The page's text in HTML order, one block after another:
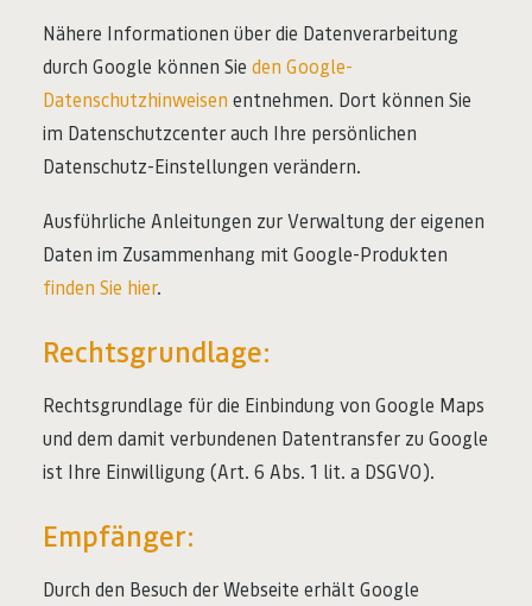
Nähere Informationen über die Datenverarbeitung
durch Google können Sie den Google-
Datenschutzhinweisen entnehmen. Dort können Sie
im Datenschutzcenter auch Ihre persönlichen
Datenschutz-Einstellungen verändern.
Ausführliche Anleitungen zur Verwaltung der eigenen
Daten im Zusammenhang mit Google-Produkten
finden Sie hier.
Rechtsgrundlage:
Rechtsgrundlage für die Einbindung von Google Maps
und dem damit verbundenen Datentransfer zu Google
ist Ihre Einwilligung (Art. 6 Abs. 1 lit. a DSGVO).
Empfänger:
Durch den Besuch der Webseite erhält Google